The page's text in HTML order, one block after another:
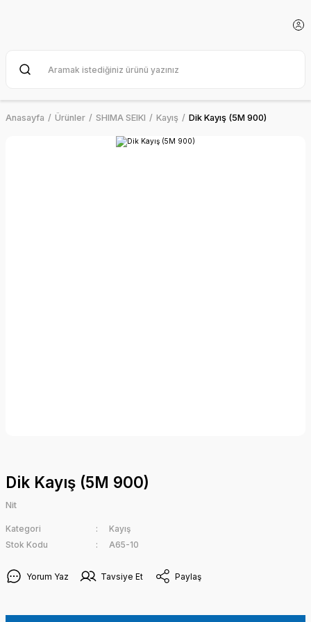
Anasayfa Ürünler SHIMA SEIKI Kayış Dik Kayış (5M 900)
Dik Kayış (5M 900)
Nit
Kategori
Kayış
Stok Kodu
A65-10
Yorum Yaz Tavsiye Et Paylaş